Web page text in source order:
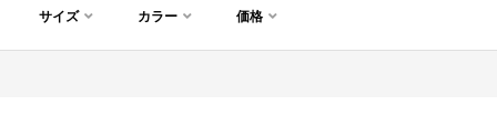
サイズ カラー 価格